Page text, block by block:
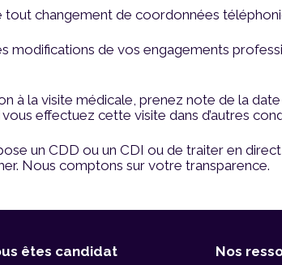
changement de coordonnées
modifications de vos engagements
à la visite médicale, prenez note de la
effectuez cette visite dans d’autres
un CDD ou un CDI ou de traiter en
Nous comptons sur votre transparence.
êtes candidat Nos